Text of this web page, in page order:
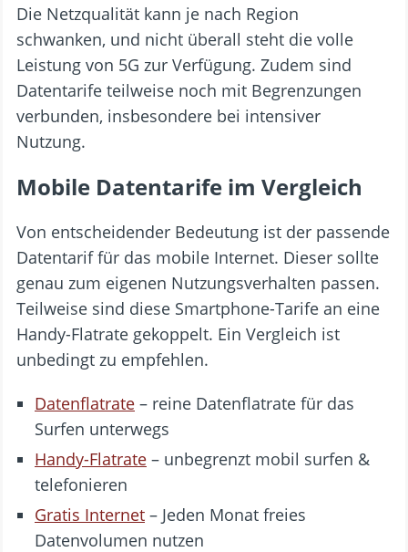
Die Netzqualität kann je nach Region
schwanken, und nicht überall steht die volle
Leistung von 5G zur Verfügung. Zudem sind
Datentarife teilweise noch mit Begrenzungen
verbunden, insbesondere bei intensiver
Nutzung.
Mobile Datentarife im Vergleich
Von entscheidender Bedeutung ist der passende
Datentarif für das mobile Internet. Dieser sollte
genau zum eigenen Nutzungsverhalten passen.
Teilweise sind diese Smartphone-Tarife an eine
Handy-Flatrate gekoppelt. Ein Vergleich ist
unbedingt zu empfehlen.
Datenflatrate – reine Datenflatrate für das
Surfen unterwegs
Handy-Flatrate – unbegrenzt mobil surfen &
telefonieren
Gratis Internet – Jeden Monat freies
Datenvolumen nutzen